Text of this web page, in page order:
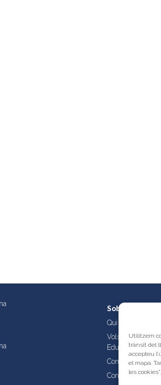
Utilitzem
trànsit del
accepteu
el mapa.
les cookies”.
Sobre nosaltres
Qui som?
Vols publicar les
Educatives de
Condicions d’ús i
Contacta amb